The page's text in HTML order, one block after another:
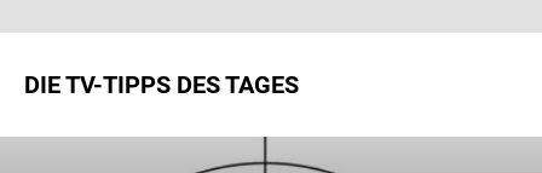
DIE TV-TIPPS DES TAGES